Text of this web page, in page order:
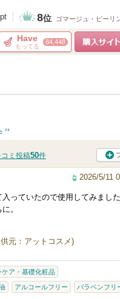
8位 ゴマージュ・ピーリ
Have
もってる
84,448
コミ投稿50件
2026/5/11
っていたので使用してみまし
。
元：アットコスメ)
ケア・基礎化粧品
アルコールフリー パラベンフリ